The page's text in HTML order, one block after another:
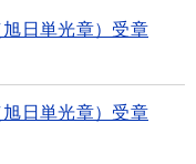
日単光章）受章
日単光章）受章